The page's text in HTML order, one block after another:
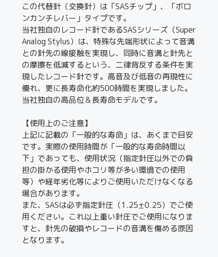
この代替針（交換針）は「SASチップ」、「ボロ
ンカンチレバー」タイプです。
当社独自のレコード針であるSASシリーズ（Super
Analog Stylus）は、特殊な先端形状によって音溝
との針先の線接触を実現し、同時に音溝と針先と
の摩擦を低減するという、二律背反する条件を実
現したレコード針です。高音及び低音の再現性に
優れ、更に長寿命化約500時間を実現しました。
当社独自の高品位＆長寿命モデルです。
【使用上のご注意】
上記に記載の「一般的な寿命」は、あくまで目安
です。実際の使用時間が「一般的な寿命時間以
下」であっても、使用状況（指定針圧以外での負
担の掛かる使用やホコリ等が多い環境での使用
等）や経年劣化等によりご使用いただけなくなる
場合があります。
また、SASは必ず指定針圧（1.25±0.25）でご使
用ください。これ以上重い針圧でご使用になりま
すと、針先の破損やレコードの音溝を傷める原因
となります。